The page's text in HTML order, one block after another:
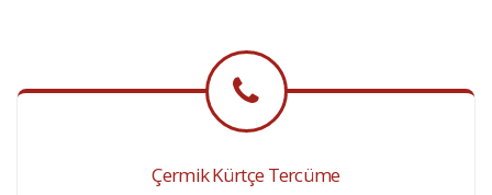
Çermik Kürtçe Tercüme